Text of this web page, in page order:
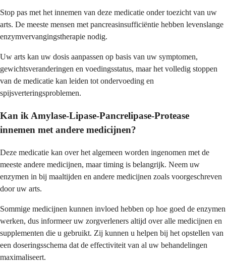
Stop pas met het innemen van deze medicatie onder toezicht van uw
arts. De meeste mensen met pancreasinsufficiëntie hebben levenslange
enzymvervangingstherapie nodig.
Uw arts kan uw dosis aanpassen op basis van uw symptomen,
gewichtsveranderingen en voedingsstatus, maar het volledig stoppen
van de medicatie kan leiden tot ondervoeding en
spijsverteringsproblemen.
Kan ik Amylase-Lipase-Pancrelipase-Protease
innemen met andere medicijnen?
Deze medicatie kan over het algemeen worden ingenomen met de
meeste andere medicijnen, maar timing is belangrijk. Neem uw
enzymen in bij maaltijden en andere medicijnen zoals voorgeschreven
door uw arts.
Sommige medicijnen kunnen invloed hebben op hoe goed de enzymen
werken, dus informeer uw zorgverleners altijd over alle medicijnen en
supplementen die u gebruikt. Zij kunnen u helpen bij het opstellen van
een doseringsschema dat de effectiviteit van al uw behandelingen
maximaliseert.